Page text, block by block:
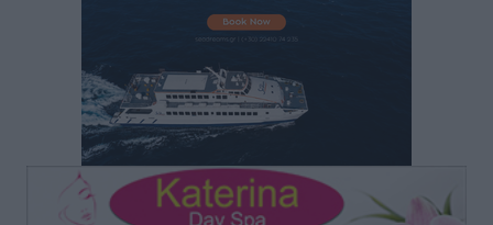
Αθλητικά• πριν 5 ώρες
Κλεάνθης: Έτοιμες οι κάρτες διαρκείας της νέας
σεζόν
Αθλητικά πριν 5 ώρες